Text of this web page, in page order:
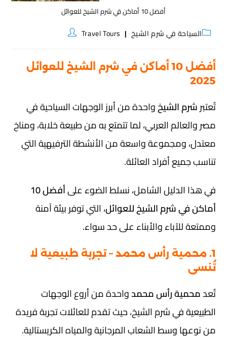
أفضل 10 أماكن في شرم الشيخ للعوائل
السياحة في شرم الشيخ Travel Tours
أفضل 10 أماكن في شرم الشيخ للعوائل
2025
تُعتبرشرم الشيخواحدة من أبرز الوجهات السياحية في
مصر والعالم العربي، لما تتمتع به من طبيعة خلابة، ومناخ
معتدل، ومجموعة واسعة من الأنشطة الترفيهية التي
تناسب جميع أفراد العائلة.
في هذا الدليل الشامل، نسلط الضوء على
أفضل 10
أماكن في شرم الشيخ للعوائل، التي توفر بيئة آمنة
وممتعة للآباء والأبناء على حد سواء.
1. محمية رأس محمد – تجربة طبيعية لا
تُنسى
تُعدمحمية رأس محمدواحدة من أروع الوجهات
الطبيعية في شرم الشيخ، حيث تقدم للعائلات تجربة فريدة
من نوعها وسط الشعاب المرجانية والمياه الكريستالية.